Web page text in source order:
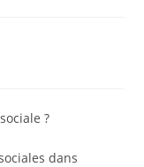
?
dans